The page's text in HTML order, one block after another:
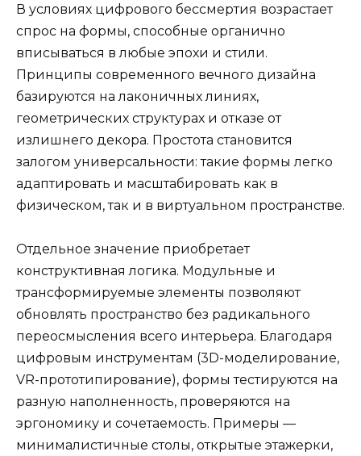
В условиях цифрового бессмертия возрастает
спрос на формы, способные органично
вписываться в любые эпохи и стили.
Принципы современного вечного дизайна
базируются на лаконичных линиях,
геометрических структурах и отказе от
излишнего декора. Простота становится
залогом универсальности: такие формы легко
адаптировать и масштабировать как в
физическом, так и в виртуальном пространстве.
Отдельное значение приобретает
конструктивная логика. Модульные и
трансформируемые элементы позволяют
обновлять пространство без радикального
переосмысления всего интерьера. Благодаря
цифровым инструментам (3D-моделирование,
VR-прототипирование), формы тестируются на
разную наполненность, проверяются на
эргономику и сочетаемость. Примеры —
минималистичные столы, открытые этажерки,